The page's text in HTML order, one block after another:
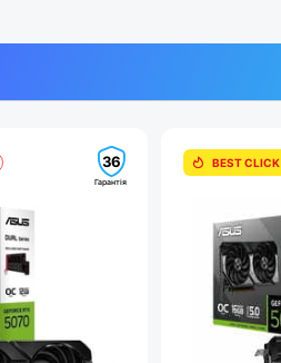
36
Гарантія
BEST CLICK